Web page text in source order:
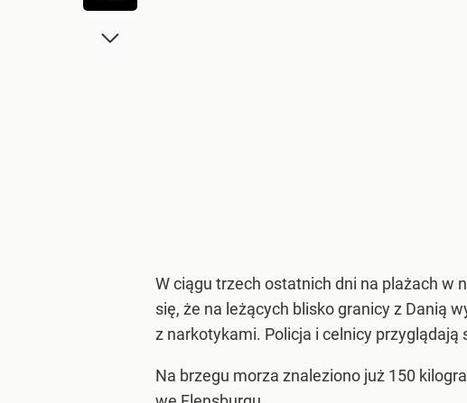
W ciągu trzech ostatnich dni na plażach w
się, że na leżących blisko granicy z Danią
z narkotykami. Policja i celnicy przyglądają
Na brzegu morza znaleziono już 150